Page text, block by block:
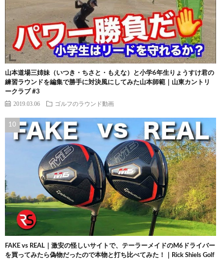
山本道場三姉妹（いつき・ちさと・もえな）と小学6年生りょうすけ君の
練習ラウンドを編集で勝手に対決風にしてみた山本師範｜山東カントリ
ークラブ #3
2019.03.06 ゴルフのラウンド動画
FAKE vs REAL｜激安の怪しいサイトで、テーラーメイドのM6ドライバー
を買ってみたら偽物だったので本物と打ち比べてみた！｜Rick Shiels Golf